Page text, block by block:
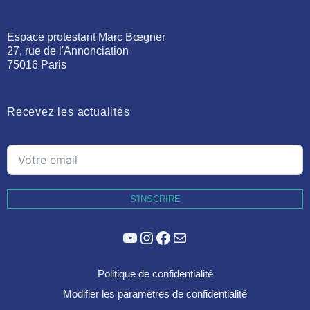
Espace protestant Marc Bœgner
27, rue de l'Annonciation
75016 Paris
Recevez les actualités
S'INSCRIRE
YouTube
Instagram
Facebook
E-mail
Politique de confidentialité
Modifier les paramètres de confidentialité